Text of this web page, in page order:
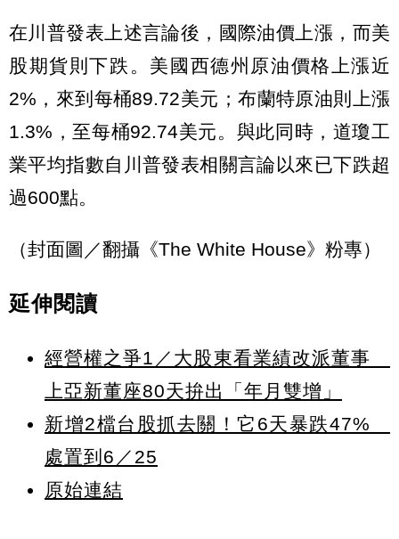
在川普發表上述言論後，國際油價上漲，而美
股期貨則下跌。美國西德州原油價格上漲近
2%，來到每桶89.72美元；布蘭特原油則上漲
1.3%，至每桶92.74美元。與此同時，道瓊工
業平均指數自川普發表相關言論以來已下跌超
過600點。
（封面圖／翻攝《The White House》粉專）
延伸閱讀
經營權之爭1／大股東看業績改派董事
上亞新董座80天拚出「年月雙增」
新增2檔台股抓去關！它6天暴跌47%
處置到6／25
原始連結